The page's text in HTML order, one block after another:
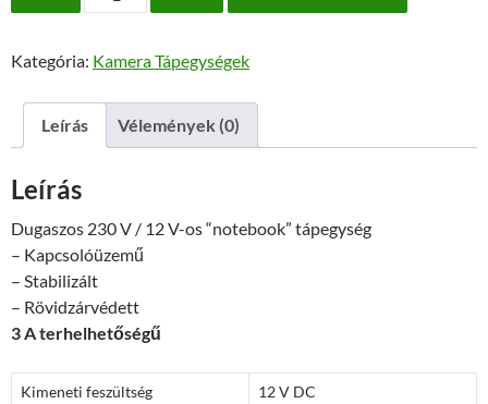
3000
DC
stabilizált,
zavarszűrt
mennyiség
Kategória: Kamera Tápegységek
Leírás Vélemények (0)
Leírás
Dugaszos 230 V / 12 V-os “notebook” tápegység
– Kapcsolóüzemű
– Stabilizált
– Rövidzárvédett
3 A terhelhetőségű
Kimeneti feszültség 12 V DC